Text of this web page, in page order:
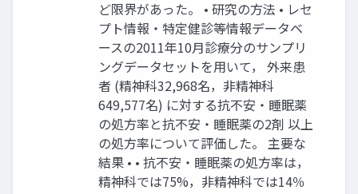
ど限界があった。 • 研究の方法 • レセ
プト情報・特定健診等情報データベ
ースの2011年10月診療分のサンプリ
ングデータセットを用いて， 外来患
者 (精神科32,968名，非精神科
649,577名) に対する抗不安・睡眠薬
の処方率と抗不安・睡眠薬の2剤 以上
の処方率について評価した。 主要な
結果 • • 抗不安・睡眠薬の処方率は，
精神科では75%，非精神科では14％